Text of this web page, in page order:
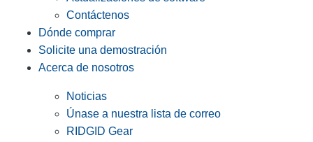
Contáctenos
Dónde comprar
Solicite una demostración
Acerca de nosotros
Noticias
Únase a nuestra lista de correo
RIDGID Gear